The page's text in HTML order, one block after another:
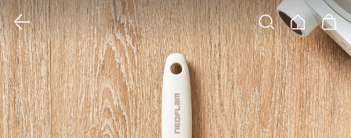
검색 홈 장바구니
클릭 시 이미지 확대 보기 팝업 열림